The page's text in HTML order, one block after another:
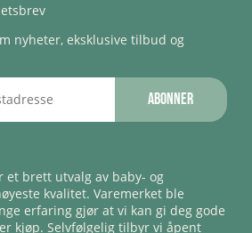
nyheter, eksklusive tilbud og
Abonner
et brett utvalg av baby- og
kvalitet. Varemerket ble
erfaring gjør at vi kan gi deg gode
kjøp. Selvfølgelig tilbyr vi åpent